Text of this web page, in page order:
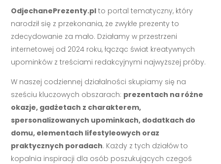
OdjechanePrezenty.pl to portal tematyczny, który
narodził się z przekonania, że zwykłe prezenty to
zdecydowanie za mało. Działamy w przestrzeni
internetowej od 2024 roku, łącząc świat kreatywnych
upominków z treściami redakcyjnymi najwyższej próby.
W naszej codziennej działalności skupiamy się na
sześciu kluczowych obszarach: prezentach na różne
okazje, gadżetach z charakterem,
spersonalizowanych upominkach, dodatkach do
domu, elementach lifestyleowych oraz
praktycznych poradach. Każdy z tych działów to
kopalnia inspiracji dla osób poszukujących czegoś